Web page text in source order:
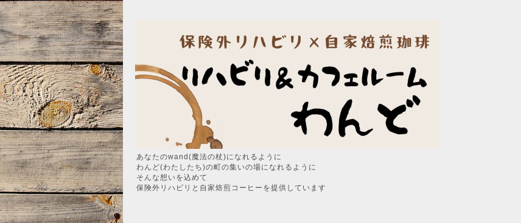
あなたのwand(魔法の杖)になれるように
わんど(わたしたち)の町の集いの場になれるように
そんな想いを込めて
保険外リハビリと自家焙煎コーヒーを提供しています